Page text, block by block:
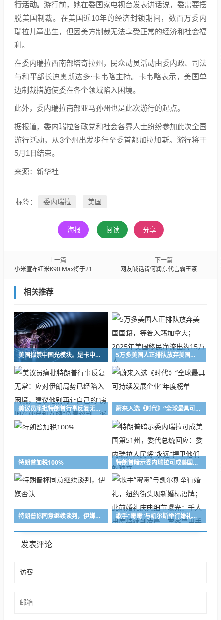
行活动。 游行前，她在委国家电视台发表讲话说，委需要摆
脱美国制裁。在美国近10年的经济封锁期间，数百万委内
瑞拉儿童出生，但因美方制裁无法享受正常的经济和社会福
利。
在委内瑞拉西南部塔奇拉州，民众动员活动由委内政、司法
与和平部长迪奥斯达多·卡韦略主持。卡韦略表示，美国单
边制裁措施使委在各个领域陷入困境。
此外，委内瑞拉南部亚马孙州也是此次游行的起点。
据报道，委内瑞拉各政党和社会各界人士纷纷参加此次全国
游行活动，从3个州出发步行至委首都加拉加斯。游行将于
5月1日结束。
来源：新华社
标签： 委内瑞拉 美国
海报 阅读 分享
上一篇
小米宣布红米K90 Max将于21日晚7点发布，公布新配色“天际蓝”；该手机定位游戏性能旗舰，雷军称其“性能魔王”
下一篇
网友喊话请何润东代言霸王茶姬，有人都把图P好了，客服：建议已详细登记；何润东翻红后，账号涨粉近200万
相关推荐
美国拟禁中国光模块。是卡中国脖子，还是先堵了自己的路？|大象财富 5万多美国人正排队放弃美国国籍，等着入籍加拿大；2025年美国移民净流出约15万人
美议员痛批特朗普行事反复无常：应对伊朗局势已经陷入困境，建议他别再让自己的“房地产伙伴和女婿”负责谈判，派些真正懂的人 蔚来入选《时代》“全球最具可持续发展企业”年度榜单
特朗普加税100% 特朗普暗示委内瑞拉可成美国第51州，委代总统回应：委内瑞拉人民将“永远”捍卫他们的独立
特朗普称同意继续谈判，伊媒否认 歌手“霉霉”与凯尔斯举行婚礼，纽约街头现新婚标语牌；此前婚礼庆典细节曝光：千人出席持续到凌晨，宾客禁用手机，一街道封闭3天
发表评论